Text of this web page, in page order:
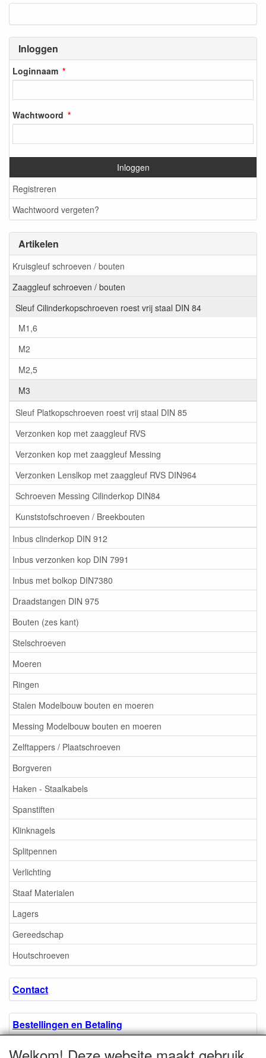
Inloggen
Loginnaam
Wachtwoord
Inloggen
Registreren
Wachtwoord vergeten?
Artikelen
Kruisgleuf schroeven / bouten
Zaaggleuf schroeven / bouten
Sleuf Cilinderkopschroeven roest vrij staal DIN 84
M1,6
M2
M2,5
M3
Sleuf Platkopschroeven roest vrij staal DIN 85
Verzonken kop met zaaggleuf RVS
Verzonken kop met zaaggleuf Messing
Verzonken Lenslkop met zaaggleuf RVS DIN964
Schroeven Messing Cilinderkop DIN84
Kunststofschroeven / Breekbouten
Inbus clinderkop DIN 912
Inbus verzonken kop DIN 7991
Inbus met bolkop DIN7380
Draadstangen DIN 975
Bouten (zes kant)
Stelschroeven
Moeren
Ringen
Stalen Modelbouw bouten en moeren
Messing Modelbouw bouten en moeren
Zelftappers / Plaatschroeven
Borgveren
Haken - Staalkabels
Spanstiften
Klinknagels
Splitpennen
Verlichting
Staaf Materialen
Lagers
Gereedschap
Houtschroeven
Contact
Bestellingen en Betaling